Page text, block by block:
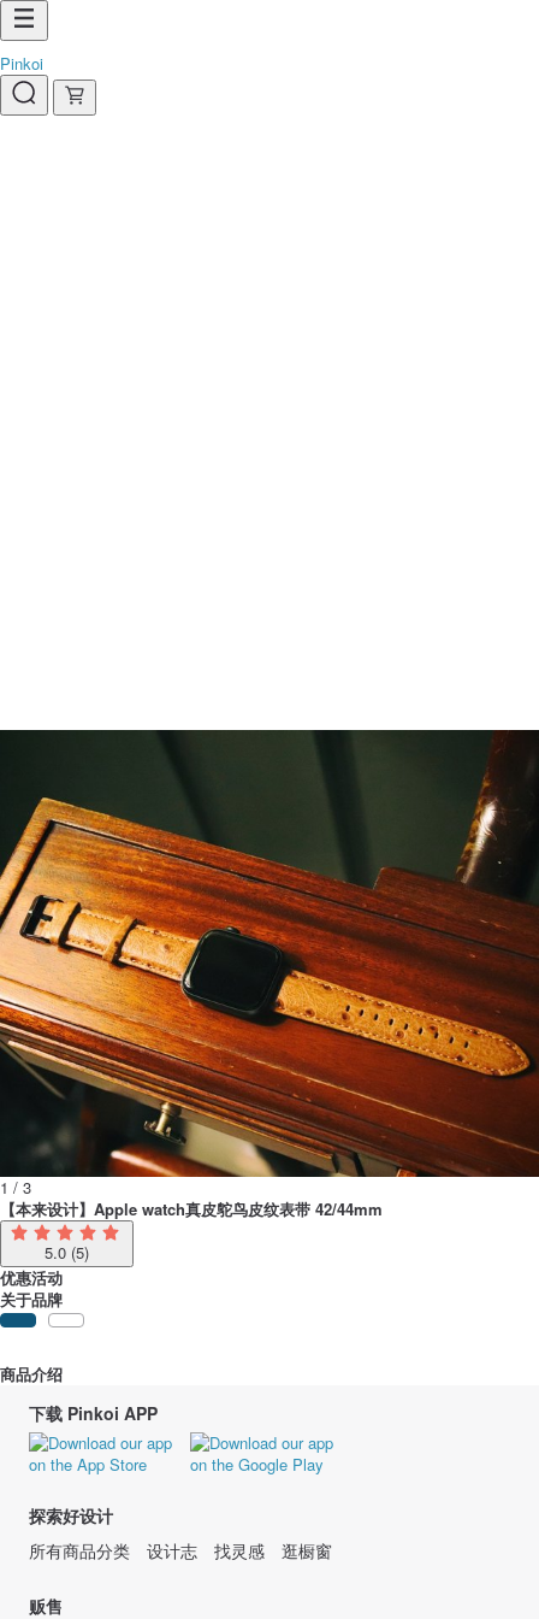
Pinkoi
1 / 3
【本来设计】Apple watch真皮鸵鸟皮纹表带 42/44mm
5.0 (5)
优惠活动
关于品牌
商品介绍
下载 Pinkoi APP
探索好设计
所有商品分类
设计志 找灵感 逛橱窗
贩售